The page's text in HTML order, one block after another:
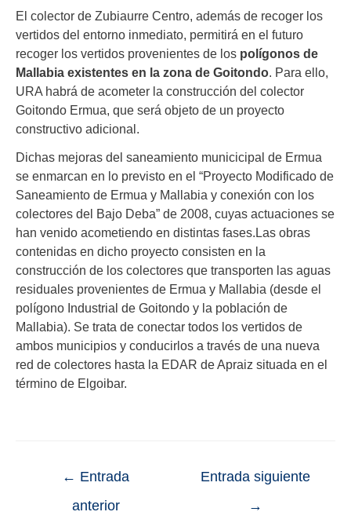
El colector de Zubiaurre Centro, además de recoger los
vertidos del entorno inmediato, permitirá en el futuro
recoger los vertidos provenientes de los polígonos de
Mallabia existentes en la zona de Goitondo. Para ello,
URA habrá de acometer la construcción del colector
Goitondo Ermua, que será objeto de un proyecto
constructivo adicional.
Dichas mejoras del saneamiento municicipal de Ermua
se enmarcan en lo previsto en el “Proyecto Modificado de
Saneamiento de Ermua y Mallabia y conexión con los
colectores del Bajo Deba” de 2008, cuyas actuaciones se
han venido acometiendo en distintas fases.Las obras
contenidas en dicho proyecto consisten en la
construcción de los colectores que transporten las aguas
residuales provenientes de Ermua y Mallabia (desde el
polígono Industrial de Goitondo y la población de
Mallabia). Se trata de conectar todos los vertidos de
ambos municipios y conducirlos a través de una nueva
red de colectores hasta la EDAR de Apraiz situada en el
término de Elgoibar.
← Entrada
anterior
Entrada siguiente
→